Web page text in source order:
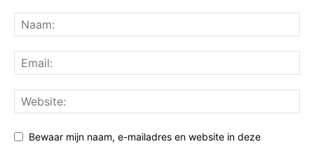
Bewaar mijn naam, e-mailadres en website in deze